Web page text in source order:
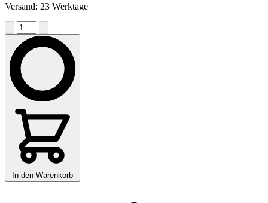
Versand: 23 Werktage
In den Warenkorb